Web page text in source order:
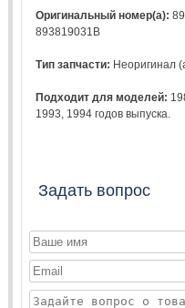
Оригинальный номер(а):
893819031B
Тип запчасти: Неоригинал
Подходит для моделей:
1993 1994 годов выпуска.
Задать вопрос